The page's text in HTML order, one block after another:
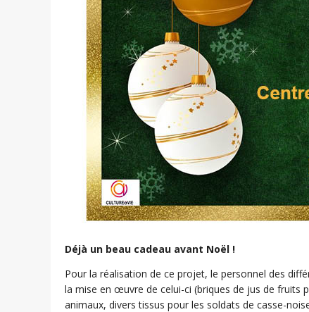
Déjà un beau cadeau avant Noël !
Pour la réalisation de ce projet, le personnel des
la mise en œuvre de celui-ci (briques de jus de fruits
animaux, divers tissus pour les soldats de casse-